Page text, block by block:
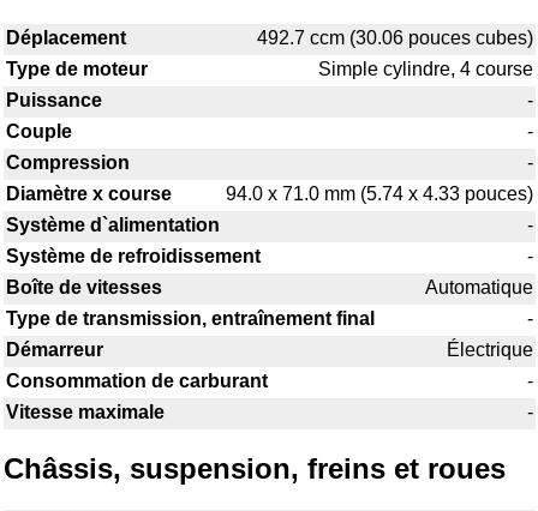
Déplacement
492.7 ccm (30.06 pouces cubes)
Type de moteur
Simple cylindre, 4 course
Puissance
-
Couple
-
Compression
-
Diamètre x course
94.0 x 71.0 mm (5.74 x 4.33 pouces)
Système d`alimentation
-
Système de refroidissement
-
Boîte de vitesses
Automatique
Type de transmission, entraînement final
-
Démarreur
Électrique
Consommation de carburant
-
Vitesse maximale
-
Châssis, suspension, freins et roues